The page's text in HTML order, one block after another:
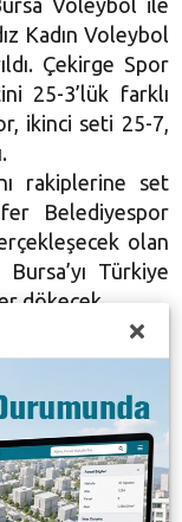
Voleybol ile
Kadın Voleybol
Çekirge Spor
25-3’lük farklı
ikinci seti 25-7,
rakiplerine set
Belediyespor
olan
Türkiye
dökecek.
Voleybol
ile birlikte izleyen
gençleri
belirten
Yıldızlar,
Bursa ve
desteğini